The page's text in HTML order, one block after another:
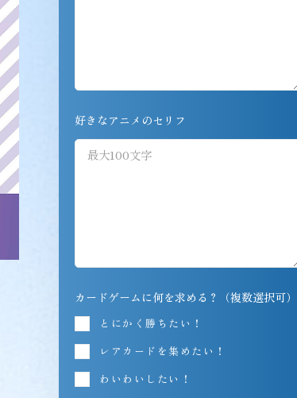
好きなアニメのセリフ
カードゲームに何を求める？（複数選択可）
とにかく勝ちたい！
レアカードを集めたい！
わいわいしたい！